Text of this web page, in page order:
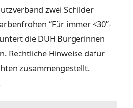
zwei Schilder
“Für immer <30”-
die DUH Bürgerinnen
Rechtliche Hinweise dafür
zusammengestellt.
.